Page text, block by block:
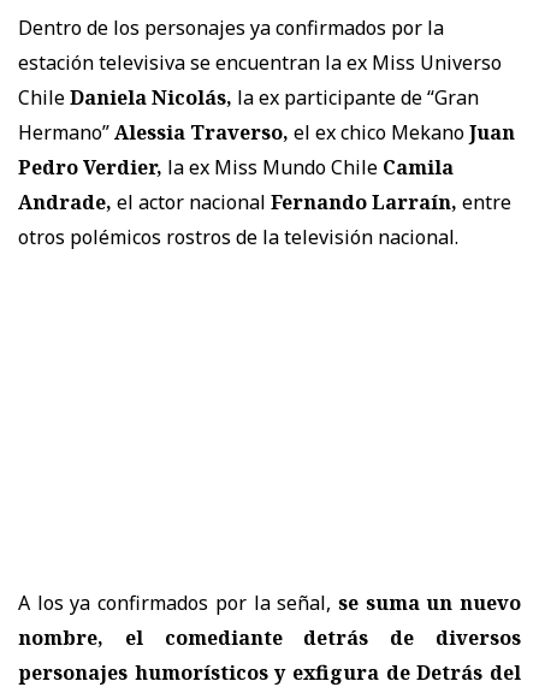
Dentro de los personajes ya confirmados por la
estación televisiva se encuentran la ex Miss Universo
ChileDaniela Nicolás, la ex participante de “Gran
Hermano”Alessia Traverso, el ex chico MekanoJuan
Pedro Verdier, la ex Miss Mundo Chile Camila
Andrade, el actor nacional Fernando Larraín, entre
otros polémicos rostros de la televisión nacional.
A los ya confirmados por la señal, se suma un nuevo
nombre, el comediante detrás de diversos
personajes humorísticos y exfigura de Detrás del